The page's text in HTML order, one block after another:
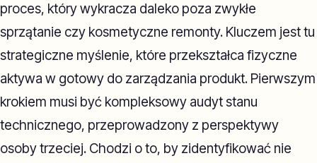
proces, który wykracza daleko poza zwykłe
sprzątanie czy kosmetyczne remonty. Kluczem jest tu
strategiczne myślenie, które przekształca fizyczne
aktywa w gotowy do zarządzania produkt. Pierwszym
krokiem musi być kompleksowy audyt stanu
technicznego, przeprowadzony z perspektywy
osoby trzeciej. Chodzi o to, by zidentyfikować nie